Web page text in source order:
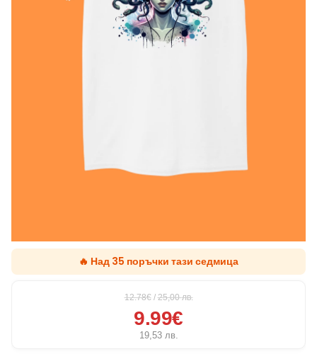
🔥 Над 35 поръчки тази седмица
12.78€ / 25,00лв.
9.99€
19,53 лв.